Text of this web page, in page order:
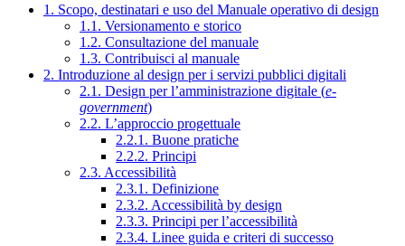
1. Scopo, destinatari e uso del Manuale operativo di design
1.1. Versionamento e storico
1.2. Consultazione del manuale
1.3. Contribuisci al manuale
2. Introduzione al design per i servizi pubblici digitali
2.1. Design per l’amministrazione digitale (e-
government)
2.2. L’approccio progettuale
2.2.1. Buone pratiche
2.2.2. Principi
2.3. Accessibilità
2.3.1. Definizione
2.3.2. Accessibilità by design
2.3.3. Principi per l’accessibilità
2.3.4. Linee guida e criteri di successo